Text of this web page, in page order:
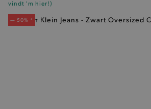
vindt 'm hier!)
— 50% *